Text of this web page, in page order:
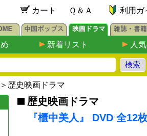
カート Ｑ＆Ａ 利用ガ
新着リスト 人
＞ 歴史映画ドラマ
歴史映画ドラマ
『櫃中美人』 DVD 全12